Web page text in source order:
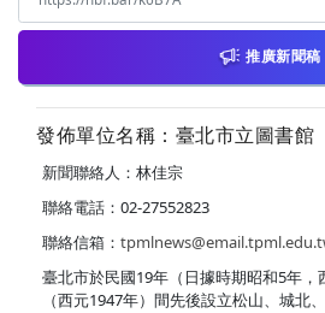
推廣新聞稿
發佈單位名稱：臺北市立圖書館
新聞聯絡人：林佳宗
聯絡電話：02-27552823
聯絡信箱：
臺北市於民國19年（日據時期昭和5年，
（西元1947年）間先後設立松山、城北